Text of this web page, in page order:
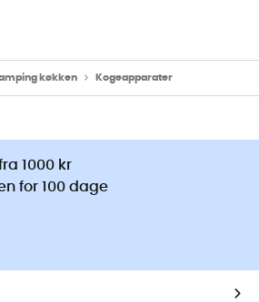
køkken Kogeapparater
1000 kr
for 100 dage